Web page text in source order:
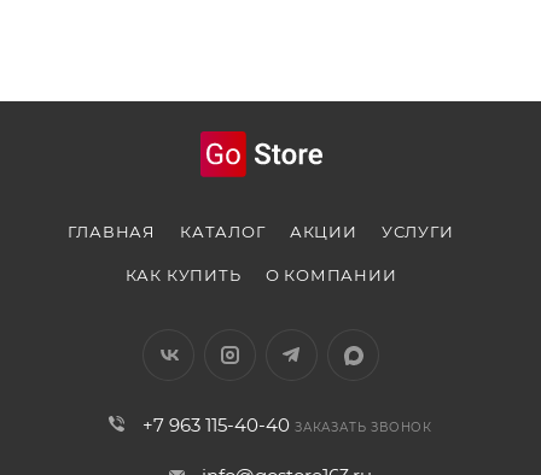
ГЛАВНАЯ КАТАЛОГ АКЦИИ УСЛУГИ
КАК КУПИТЬ О КОМПАНИИ
+7 963 115-40-40 ЗАКАЗАТЬ ЗВОНОК